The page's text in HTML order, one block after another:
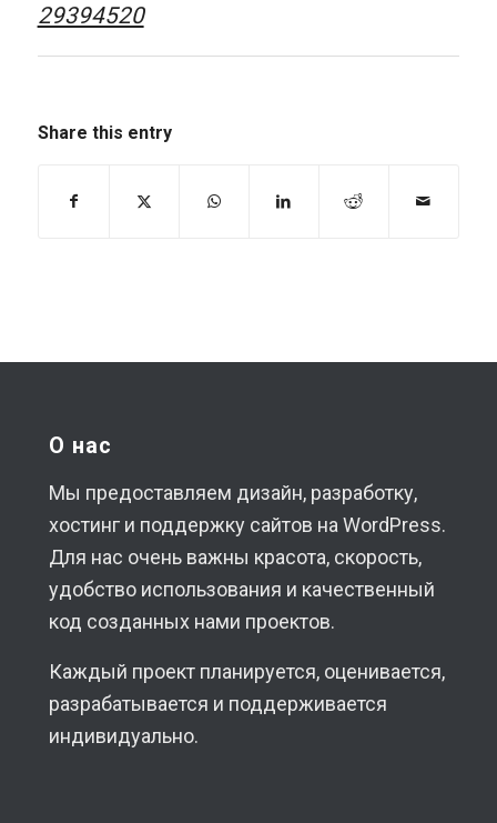
29394520
Share this entry
О нас
Мы предоставляем дизайн, разработку,
хостинг и поддержку сайтов на WordPress.
Для нас очень важны красота, скорость,
удобство использования и качественный
код созданных нами проектов.
Каждый проект планируется, оценивается,
разрабатывается и поддерживается
индивидуально.